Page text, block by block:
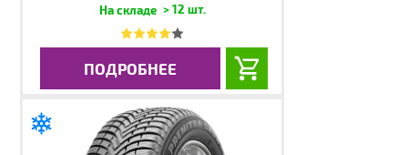
> 12 шт.
ПОДРОБНЕЕ